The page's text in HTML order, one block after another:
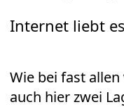
Internet liebt
Wie bei fast
auch hier zwei